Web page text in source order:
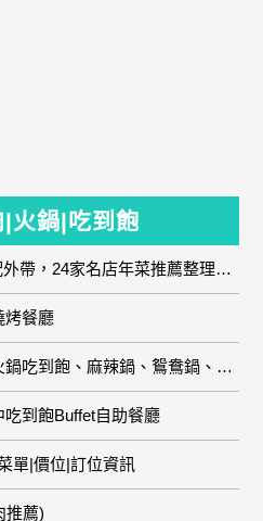
火鍋|吃到飽
2024年菜預購、年菜宅配外帶，24家名店年菜推薦整理，圍爐輕鬆上菜團圓趣
烤餐廳
台中火鍋推薦|精選台中火鍋吃到飽、麻辣鍋、鴛鴦鍋、石頭火鍋、酸菜白肉鍋、海鮮鍋、燒酒雞、麻油雞、壽喜燒等熱門人氣火鍋店!
到飽Buffet自助餐廳
單|價位|訂位資訊
推薦)